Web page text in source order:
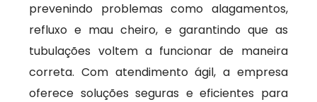
prevenindo problemas como alagamentos,
refluxo e mau cheiro, e garantindo que as
tubulações voltem a funcionar de maneira
correta. Com atendimento ágil, a empresa
oferece soluções seguras e eficientes para